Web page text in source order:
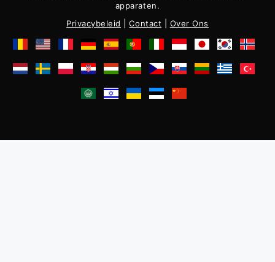
apparaten.
Privacybeleid
|Contact Over Ons